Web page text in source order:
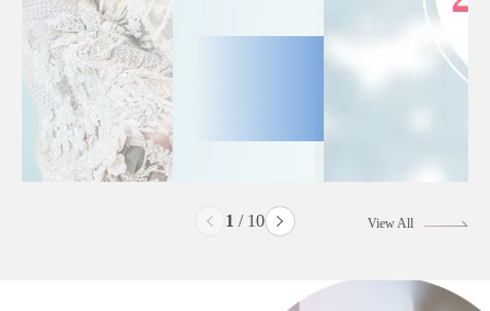
2 / 10 View All